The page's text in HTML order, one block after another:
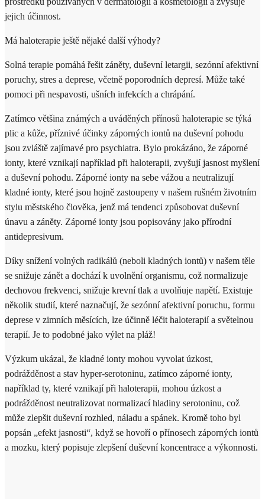
jejich účinnost.
Má haloterapie ještě nějaké další výhody?
Solná terapie pomáhá řešit záněty, duševní letargii, sezónní afektivní
poruchy, stres a deprese, včetně poporodních depresí. Může také
pomoci při nespavosti, ušních infekcích a chrápání.
Zatímco většina známých a uváděných přínosů haloterapie se týká
plic a kůže, příznivé účinky záporných iontů na duševní pohodu
jsou zvláště zajímavé pro psychiatra. Bylo prokázáno, že záporné
ionty, které vznikají například při haloterapii, zvyšují jasnost myšlení
a duševní pohodu. Záporné ionty na sebe vážou a neutralizují
kladné ionty, které jsou hojně zastoupeny v našem rušném životním
stylu městského člověka, jenž má tendenci způsobovat duševní
únavu a záněty. Záporné ionty jsou popisovány jako přírodní
antidepresivum.
Díky snížení volných radikálů (neboli kladných iontů) v našem těle
se snižuje zánět a dochází k uvolnění organismu, což normalizuje
dechovou frekvenci, snižuje krevní tlak a uvolňuje napětí. Existuje
několik studií, které naznačují, že sezónní afektivní poruchu, formu
deprese v zimních měsících, lze účinně léčit haloterapií a světelnou
terapií. Je to podobné jako výlet na pláž!
Výzkum ukázal, že kladné ionty mohou vyvolat úzkost,
podrážděnost a stav hyper-serotoninu, zatímco záporné ionty,
například ty, které vznikají při haloterapii, mohou úzkost a
podrážděnost neutralizovat normalizací hladiny serotoninu, což
může zlepšit duševní rozhled, náladu a spánek. Kromě toho byl
popsán „efekt jasnosti“, když se hovoří o přínosech záporných iontů
a mozku, který popisuje zlepšení duševní koncentrace a výkonnosti.